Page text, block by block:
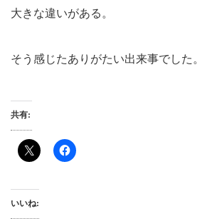
大きな違いがある。
そう感じたありがたい出来事でした。
共有:
いいね: